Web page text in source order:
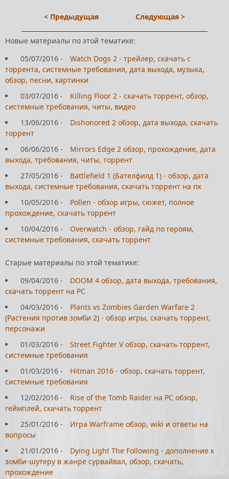
< Предыдущая Следующая >
Новые материалы по этой тематике:
05/07/2016 -
Watch Dogs 2 - трейлер, скачать с
торрента, системные требования, дата выхода, музыка,
обзор, песни, картинки
03/07/2016 -
Killing Floor 2 - скачать торрент, обзор,
системные требования, читы, видео
13/06/2016 -
Dishonored 2 обзор, дата выхода, скачать
торрент
06/06/2016 -
Mirrors Edge 2 обзор, прохождение, дата
выхода, требования, читы, торрент
27/05/2016 -
Battlefield 1 (Бателфилд 1) - обзор, дата
выхода, системные требования, скачать торрент на пк
10/05/2016 -
Pollen - обзор игры, сюжет, полное
прохождение, скачать торрент
10/04/2016 -
Overwatch - обзор, гайд по героям,
системные требования, скачать торрент
Старые материалы по этой тематике:
09/04/2016 -
DOOM 4 обзор, дата выхода, требования,
скачать торрент на PC
04/03/2016 -
Plants vs Zombies Garden Warfare 2
(Растения против зомби 2) - обзор игры, скачать торрент,
персонажи
01/03/2016 -
Street Fighter V обзор, скачать торрент,
системные требования
01/03/2016 -
Hitman 2016 - обзор, скачать торрент,
системные требования
12/02/2016 -
Rise of the Tomb Raider на PC обзор,
геймплей, скачать торрент
25/01/2016 -
Игра Warframe обзор, wiki и ответы на
вопросы
21/01/2016 -
Dying Light The Following - дополнение к
зомби-шутеру в жанре сурвайвал, обзор, скачать,
прохождение